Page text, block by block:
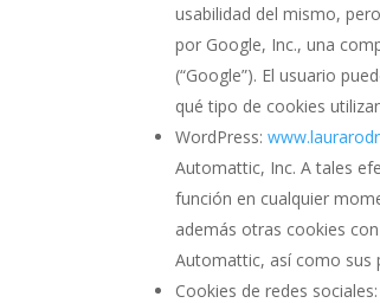
usabilidad del mismo,
por Google, Inc., una
(“Google”). El usuario
qué tipo de cookies
WordPress:
Automattic, Inc. A tales
función en cualquier
además otras cookies
Automattic, así como sus
Cookies de redes